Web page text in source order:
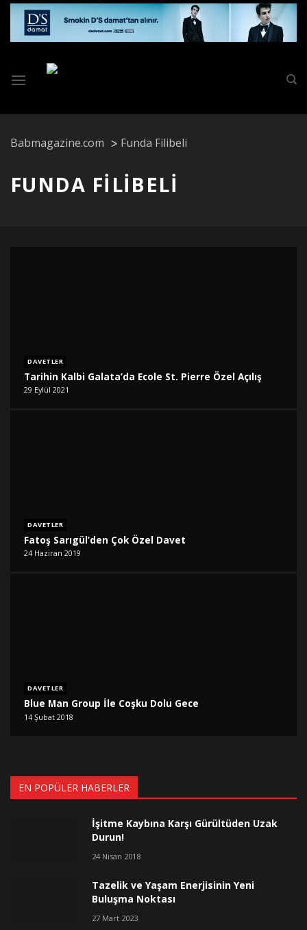
Skip
content
Babmagazine.com Funda Filibeli
FUNDA FILIBELI
DAVETLER
Tarihin Kalbi Galata’da Ecole St. Pierre Özel Açılış
29 Eylül 2021
DAVETLER
Fatoş Sarıgül’den Çok Özel Davet
24 Haziran 2019
DAVETLER
Blue Man Group İle Coşku Dolu Gece
14 Şubat 2018
EN POPÜLER HABERLER
İşitme Kaybına Karşı Gürültüden Uzak
Durun!
24 Nisan 2018
Tazelik ve Yaşam Enerjisinin Yeni
Buluşma Noktası
27 Mart 2023